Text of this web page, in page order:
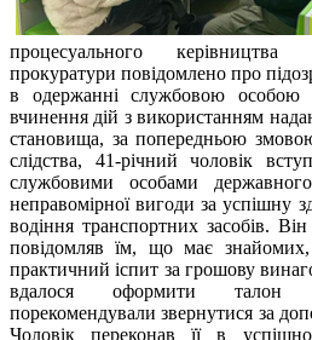
процесуального керівництва
прокуратури повідомлено про
в одержанні службовою особою
вчинення дій з використанням
становища, за попередньою
слідства, 41-річний чоловік
службовими особами
неправомірної вигоди за успішну
водіння транспортних засобів.
повідомляв їм, що має
практичний іспит за грошову
вдалося оформити талон
порекомендували звернутися за
Чоловік переконав її в